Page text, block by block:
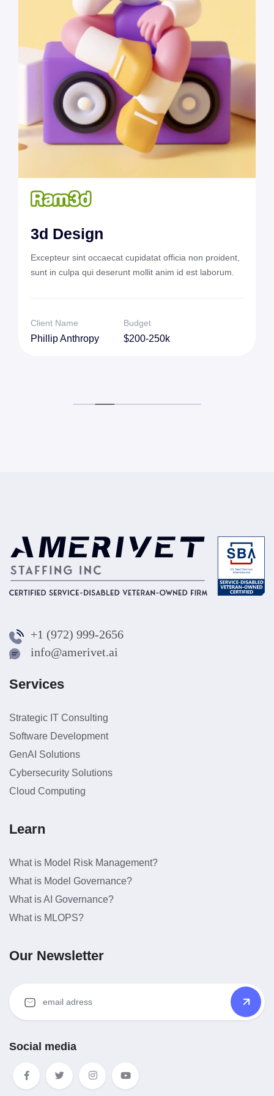
3d Design
Excepteur sint occaecat cupidatat officia non proident,
sunt in culpa qui deserunt mollit anim id est laborum.
Client Name
Phillip Anthropy
Budget
$200-250k
+1 (972) 999-2656
info@amerivet.ai
Services
Strategic IT Consulting
Software Development
GenAI Solutions
Cybersecurity Solutions
Cloud Computing
Learn
What is Model Risk Management?
What is Model Governance?
What is AI Governance?
What is MLOPS?
Our Newsletter
Social media